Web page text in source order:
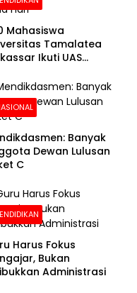
Mahasiswa
Tamalatea
Ikuti UAS
Banyak
Dewan Lulusan
C
Harus Fokus
Bukan
Administrasi